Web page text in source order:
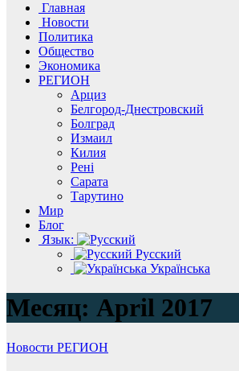
Главная
Новости
Политика
Общество
Экономика
РЕГИОН
Арциз
Белгород-Днестровский
Болград
Измаил
Килия
Рені
Сарата
Тарутино
Мир
Блог
Язык:
Русский
Українська
Месяц: April 2017
Новости РЕГИОН